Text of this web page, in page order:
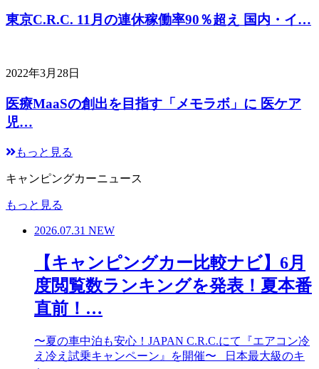
東京C.R.C. 11月の連休稼働率90％超え 国内・イ…
2022年3月28日
医療MaaSの創出を目指す「メモラボ」に 医ケア
児…
もっと見る
キャンピングカーニュース
もっと見る
2026.07.31 NEW
【キャンピングカー比較ナビ】6月
度閲覧数ランキングを発表！夏本番
直前！…
〜夏の車中泊も安心！JAPAN C.R.C.にて『エアコン冷
え冷え試乗キャンペーン』を開催〜 日本最大級のキ